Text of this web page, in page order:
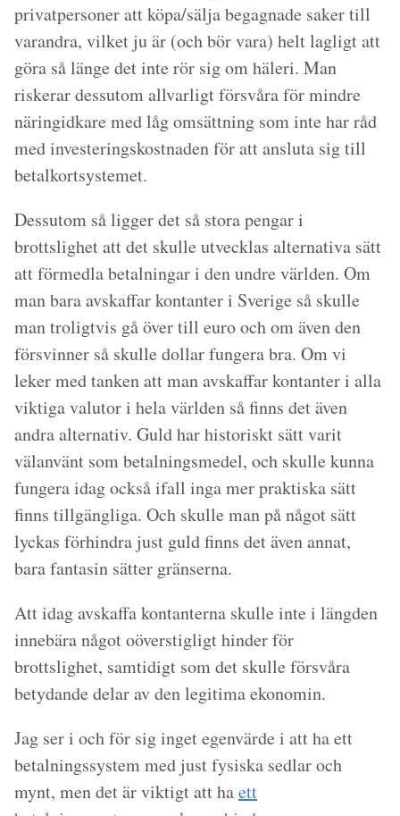
privatpersoner att köpa/sälja begagnade saker till
varandra, vilket ju är (och bör vara) helt lagligt att
göra så länge det inte rör sig om häleri. Man
riskerar dessutom allvarligt försvåra för mindre
näringidkare med låg omsättning som inte har råd
med investeringskostnaden för att ansluta sig till
betalkortsystemet.
Dessutom så ligger det så stora pengar i
brottslighet att det skulle utvecklas alternativa sätt
att förmedla betalningar i den undre världen. Om
man bara avskaffar kontanter i Sverige så skulle
man troligtvis gå över till euro och om även den
försvinner så skulle dollar fungera bra. Om vi
leker med tanken att man avskaffar kontanter i alla
viktiga valutor i hela världen så finns det även
andra alternativ. Guld har historiskt sätt varit
välanvänt som betalningsmedel, och skulle kunna
fungera idag också ifall inga mer praktiska sätt
finns tillgängliga. Och skulle man på något sätt
lyckas förhindra just guld finns det även annat,
bara fantasin sätter gränserna.
Att idag avskaffa kontanterna skulle inte i längden
innebära något oöverstigligt hinder för
brottslighet, samtidigt som det skulle försvåra
betydande delar av den legitima ekonomin.
Jag ser i och för sig inget egenvärde i att ha ett
betalningssystem med just fysiska sedlar och
mynt, men det är viktigt att haett